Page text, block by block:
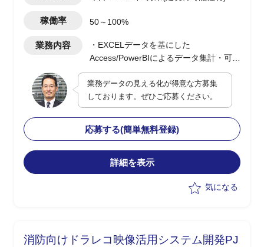
稼働率 50～100%
業務内容
・EXCELデータを基にした
Access/PowerBIによるデータ集計・可視
化のダッシュボード作成
・最適なDB構成の検討及び提案型での
業務改善支援
・顧客PJの決裁/発注/契約などの各種手
続き支援
・現行業務理解者と連携したスムーズな
引継ぎを想定
業務データの見える化が得意な方募集
しております。ぜひご応募ください。
応募する(簡単無料登録)
詳細を表示
気になる
消防向けドラレコ映像活用システム開発PJ